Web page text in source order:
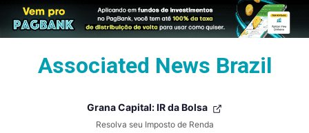
Associated News Brazil
Grana Capital: IR da Bolsa
Resolva seu Imposto de Renda